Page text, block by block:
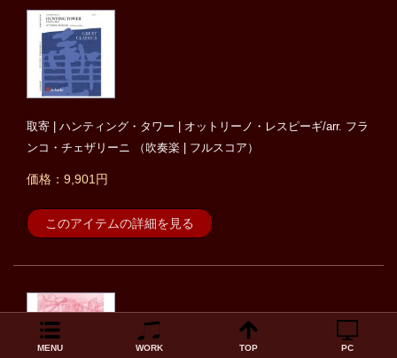
取寄 | ハンティング・タワー | オットリーノ・レスピーギ/arr. フラ
ンコ・チェザリーニ （吹奏楽 | フルスコア）
価格：9,901円
このアイテムの詳細を見る
MENU WORK TOP PC